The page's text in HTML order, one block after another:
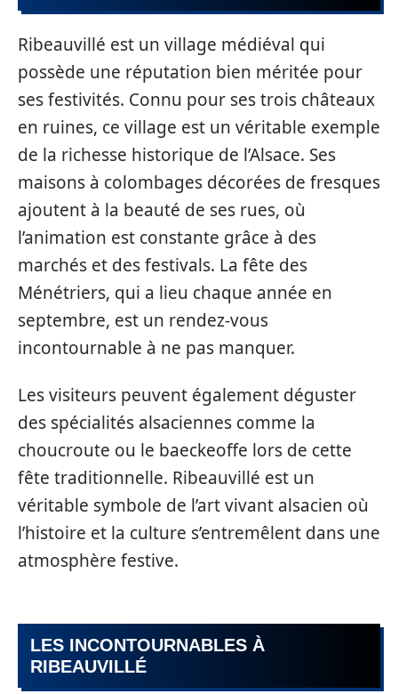
Ribeauvillé est un village médiéval qui
possède une réputation bien méritée pour
ses festivités. Connu pour ses trois châteaux
en ruines, ce village est un véritable exemple
de la richesse historique de l’Alsace. Ses
maisons à colombages décorées de fresques
ajoutent à la beauté de ses rues, où
l’animation est constante grâce à des
marchés et des festivals. La fête des
Ménétriers, qui a lieu chaque année en
septembre, est un rendez-vous
incontournable à ne pas manquer.
Les visiteurs peuvent également déguster
des spécialités alsaciennes comme la
choucroute ou le baeckeoffe lors de cette
fête traditionnelle. Ribeauvillé est un
véritable symbole de l’art vivant alsacien où
l’histoire et la culture s’entremêlent dans une
atmosphère festive.
LES INCONTOURNABLES À
RIBEAUVILLÉ